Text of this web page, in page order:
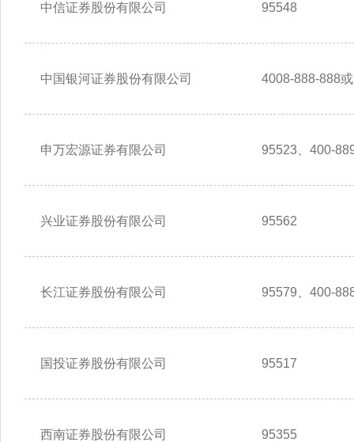
中信证券股份有限公司 95548
中国银河证券股份有限公司 4008-888-888
申万宏源证券有限公司 95523、400-
兴业证券股份有限公司 95562
长江证券股份有限公司 95579、400-
国投证券股份有限公司 95517
西南证券股份有限公司 95355